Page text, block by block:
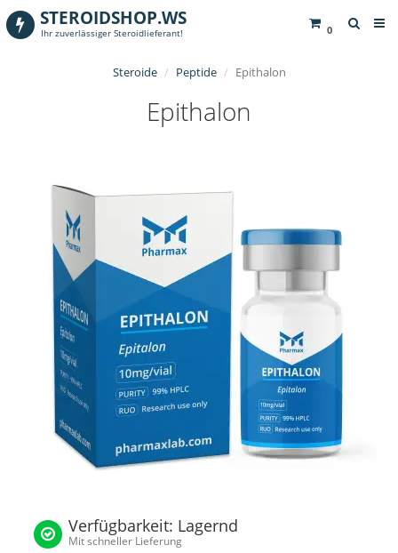
0
STEROIDSHOP.WS
Ihr zuverlässiger Steroidlieferant!
Steroide Peptide Epithalon
Epithalon
Verfügbarkeit: Lagernd
Mit schneller Lieferung